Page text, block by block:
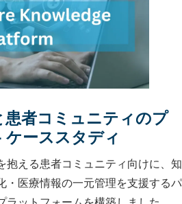
者コミュニティのプ
ーススタディ
抱える患者コミュニティ向けに、知
・医療情報の一元管理を支援するパ